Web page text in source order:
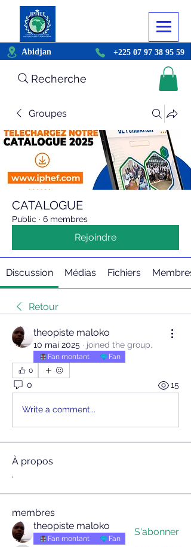
Abidjan +225 07 97 38 95 59
Recherche
Groupes
CATALOGUE
Public · 6 membres
Rejoindre
Discussion Médias Fichiers Membres
Retour
theopiste maloko
10 mai 2025 · joined the group.
Fan montant
Fan
0
0 15
Write a comment...
À propos
.
membres
theopiste maloko
Fan montant Fan
S'abonner